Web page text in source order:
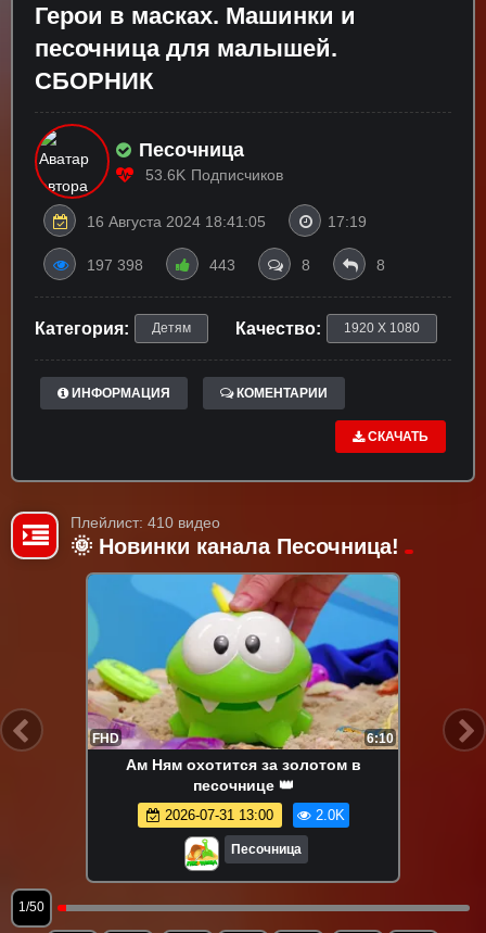
Герои в масках. Машинки и
песочница для малышей.
СБОРНИК
Песочница
53.6K Подписчиков
16 Августа 2024 18:41:05 17:19
197 398 443 8 8
Категория: Детям Качество: 1920 X 1080
ИНФОРМАЦИЯ КОМЕНТАРИИ
СКАЧАТЬ
Плейлист: 410 видео
🌞 Новинки канала Песочница!
FHD 6:10
Ам Ням охотится за золотом в
песочнице 👑
2026-07-31 13:00 2.0K
Песочница
1/50